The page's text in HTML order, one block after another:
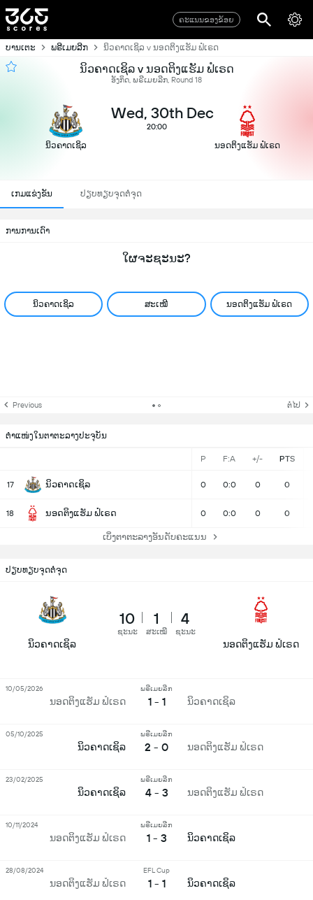
ຄະແນນຂອງຂ້ອຍ
ບານເຕະ ພຣີເມຍລີກ ນິວຄາດເຊິລ v ນອດຕິງແຮັມ ຟໍເຣດ
ນິວຄາດເຊິລ v ນອດຕິງແຮັມ ຟໍເຣດ
ອັງກິດ, ພຣີເມຍລີກ, Round 18
ນິວຄາດເຊິລ
Wed, 30th Dec
20:00
ນອດຕິງແຮັມ ຟໍເຣດ
ເກມແຂ່ງຂັນ ປຽບທຽບຈຸດຕໍ່ຈຸດ
ການການເດົາ
ໃຜຈະຊະນະ?
ນິວຄາດເຊິລ ສະເໝີ ນອດຕິງແຮັມ ຟໍເຣດ
Previous ຕໍ່ໄປ
ຕຳແໜ່ງໃນຕາຕະລາງປະຈຸບັນ
P F:A +/- PTS
17 ນິວຄາດເຊິລ 0 0:0 0 0
18 ນອດຕິງແຮັມ ຟໍເຣດ 0 0:0 0 0
ເບິ່ງຕາຕະລາງອັນດັບຄະແນນ
ປຽບທຽບຈຸດຕໍ່ຈຸດ
ນິວຄາດເຊິລ
10
ຊະນະ
1
ສະເໝີ
4
ຊະນະ
ນອດຕິງແຮັມ ຟໍເຣດ
ນອດຕິງແຮັມ ຟໍເຣດ
ພຣີເມຍລີກ
1 - 1 ນິວຄາດເຊິລ
10/05/2026
ນິວຄາດເຊິລ
ພຣີເມຍລີກ
2 - 0 ນອດຕິງແຮັມ ຟໍເຣດ
05/10/2025
ນິວຄາດເຊິລ
ພຣີເມຍລີກ
4 - 3 ນອດຕິງແຮັມ ຟໍເຣດ
23/02/2025
ນອດຕິງແຮັມ ຟໍເຣດ
ພຣີເມຍລີກ
1 - 3 ນິວຄາດເຊິລ
10/11/2024
ນອດຕິງແຮັມ ຟໍເຣດ
EFL Cup
1 - 1 ນິວຄາດເຊິລ
28/08/2024